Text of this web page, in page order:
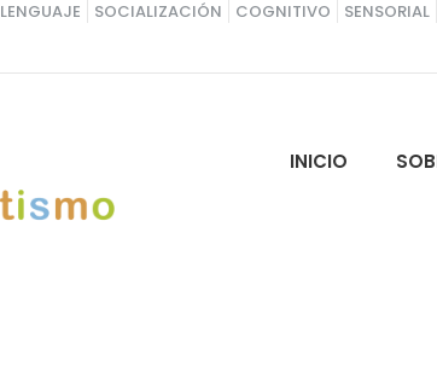
LENGUAJE SOCIALIZACIÓN COGNITIVO SENSORIAL
INICIO